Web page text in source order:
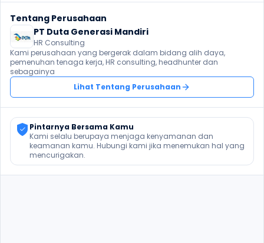
Tentang Perusahaan
PT Duta Generasi Mandiri
HR Consulting
Kami perusahaan yang bergerak dalam bidang alih daya,
pemenuhan tenaga kerja, HR consulting, headhunter dan
sebagainya
Lihat Tentang Perusahaan
Pintarnya Bersama Kamu
Kami selalu berupaya menjaga kenyamanan dan
keamanan kamu. Hubungi kami jika menemukan hal yang
mencurigakan.